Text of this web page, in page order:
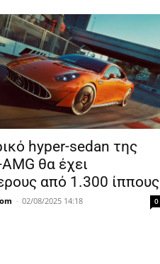
hyper-sedan της
θα έχει
από 1.300 ίππους
- 02/08/2025 14:18 0